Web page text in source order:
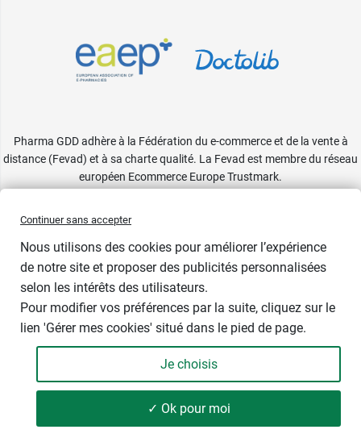
- +
Ajouter
Pharma GDD adhère à la Fédération du e-commerce et de la vente à
distance (Fevad) et à sa charte qualité. La Fevad est membre du réseau
européen Ecommerce Europe Trustmark.
Continuer sans accepter
Nous utilisons des cookies pour améliorer l’expérience
de notre site et proposer des publicités personnalisées
selon les intérêts des utilisateurs.
Pour modifier vos préférences par la suite, cliquez sur le
lien 'Gérer mes cookies' situé dans le pied de page.
Je choisis
✓ Ok pour moi